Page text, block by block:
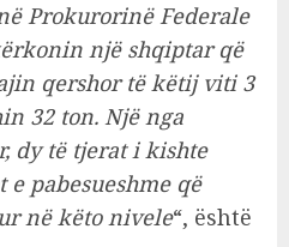
Prokurorinë Federale
një shqiptar që
qershor të këtij viti 3
32 ton. Një nga
dy të tjerat i kishte
pabesueshme që
në këto nivele“, është